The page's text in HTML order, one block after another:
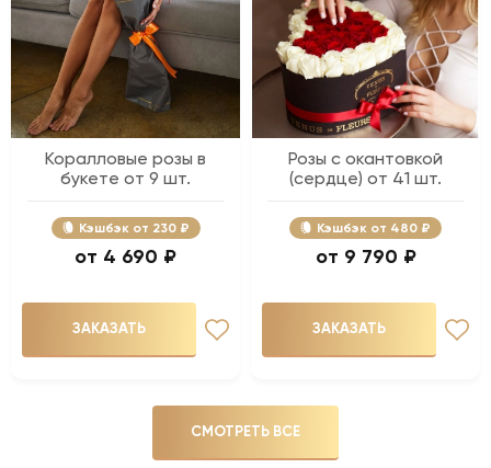
Коралловые розы в
букете от 9 шт.
Кэшбэк 230 ₽
4 690 ₽
ЗАКАЗАТЬ
Розы с окантовкой
(сердце) от 41 шт.
Кэшбэк 480 ₽
9 790 ₽
ЗАКАЗАТЬ
СМОТРЕТЬ ВСЕ